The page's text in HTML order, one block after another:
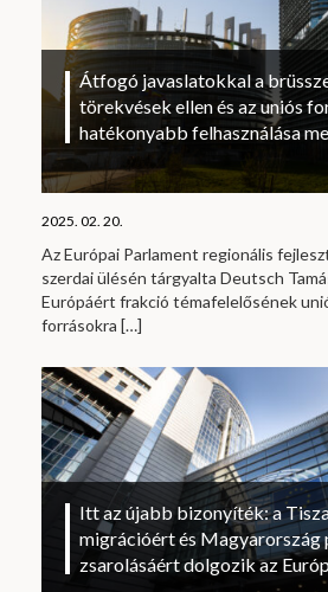
Átfogó javaslatokkal a
törekvések ellen és az uniós
hatékonyabb felhasználása
2025. 02. 20.
Az Európai Parlament regionális
szerdai ülésén tárgyalta Deutsch
Európáért frakció témafelelősének
forrásokra […]
Itt az újabb bizonyíték: a
migrációért és
zsarolásáért dolgozik az